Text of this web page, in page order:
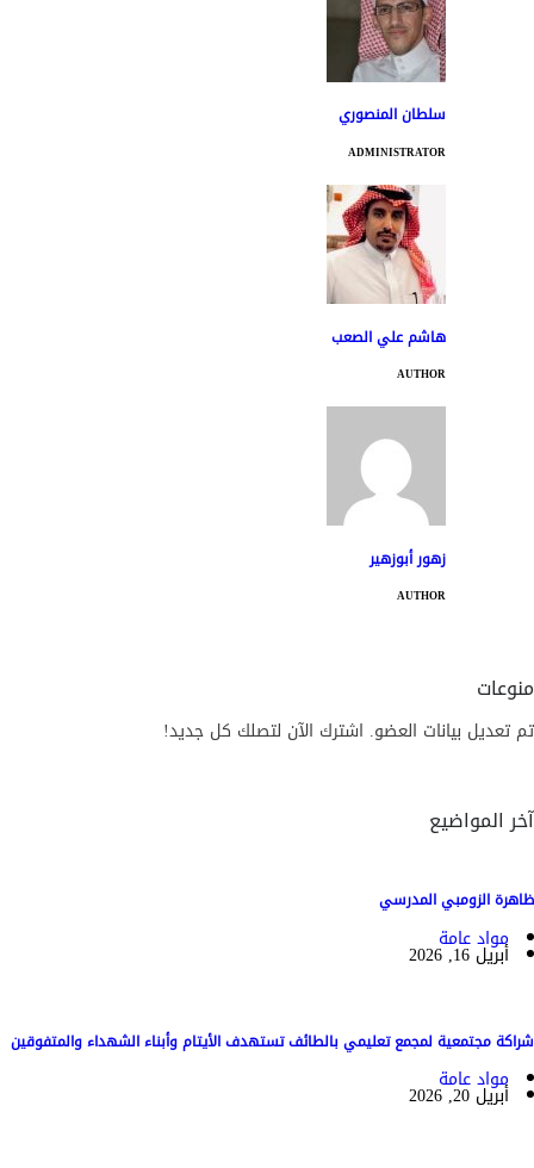
سلطان المنصوري
ADMINISTRATOR
هاشم علي الصعب
AUTHOR
زهور أبوزهير
AUTHOR
منوعات
تم تعديل بيانات العضو. اشترك الآن لتصلك كل جديد!
آخر المواضيع
ظاهرة الزومبي المدرسي
مواد عامة
أبريل 16, 2026
شراكة مجتمعية لمجمع تعليمي بالطائف تستهدف الأيتام وأبناء الشهداء والمتفوقين
مواد عامة
أبريل 20, 2026